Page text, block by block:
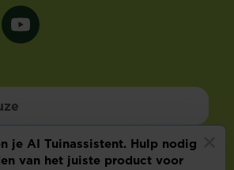
Technische info